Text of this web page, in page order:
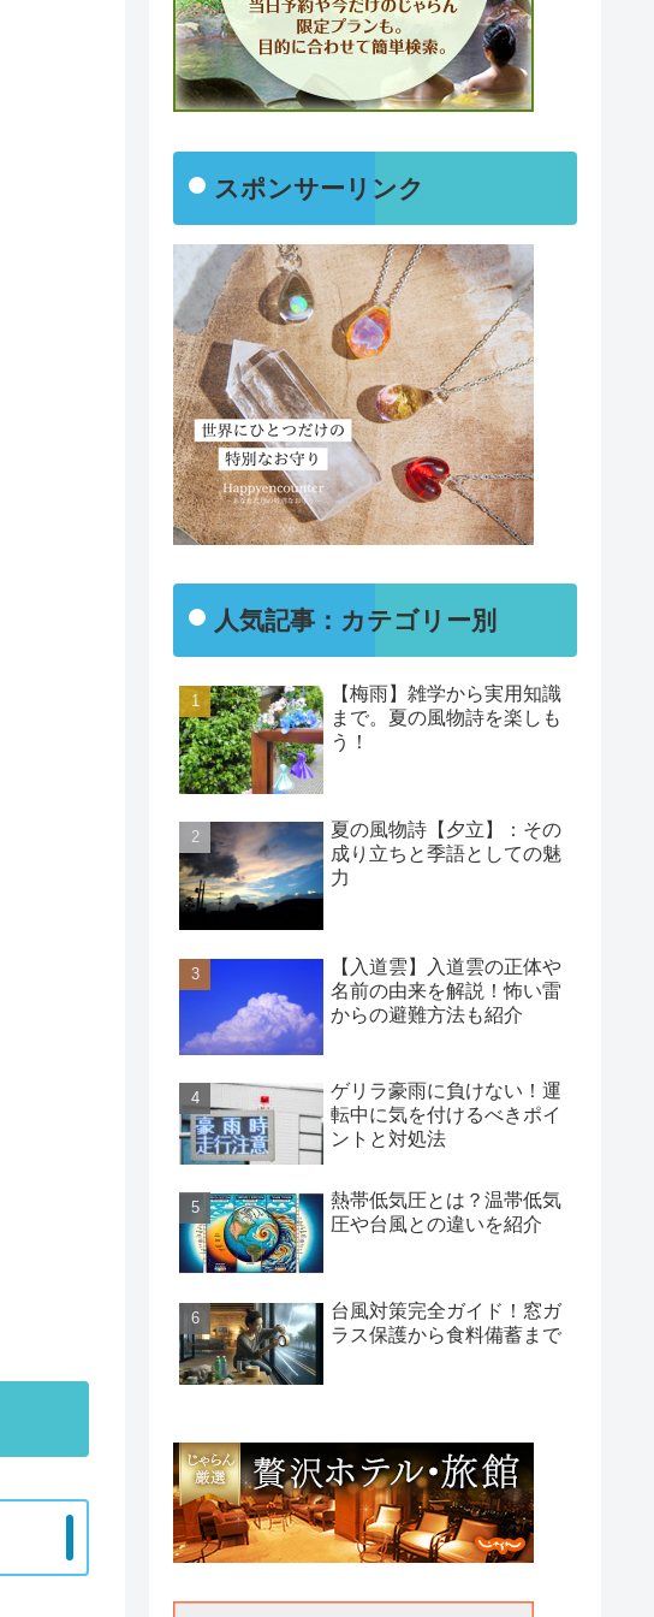
スポンサーリンク
人気記事：カテゴリー別
【梅雨】雑学から実用知識
まで。夏の風物詩を楽しも
う！
夏の風物詩【夕立】：その
成り立ちと季語としての魅
力
【入道雲】入道雲の正体や
名前の由来を解説！怖い雷
からの避難方法も紹介
ゲリラ豪雨に負けない！運
転中に気を付けるべきポイ
ントと対処法
熱帯低気圧とは？温帯低気
圧や台風との違いを紹介
台風対策完全ガイド！窓ガ
ラス保護から食料備蓄まで